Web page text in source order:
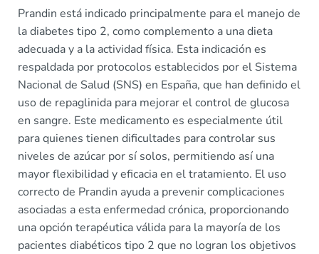
Prandin está indicado principalmente para el manejo de
la diabetes tipo 2, como complemento a una dieta
adecuada y a la actividad física. Esta indicación es
respaldada por protocolos establecidos por el Sistema
Nacional de Salud (SNS) en España, que han definido el
uso de repaglinida para mejorar el control de glucosa
en sangre. Este medicamento es especialmente útil
para quienes tienen dificultades para controlar sus
niveles de azúcar por sí solos, permitiendo así una
mayor flexibilidad y eficacia en el tratamiento. El uso
correcto de Prandin ayuda a prevenir complicaciones
asociadas a esta enfermedad crónica, proporcionando
una opción terapéutica válida para la mayoría de los
pacientes diabéticos tipo 2 que no logran los objetivos